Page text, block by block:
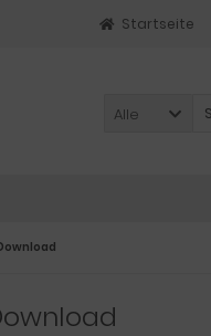
Startseite
Alle